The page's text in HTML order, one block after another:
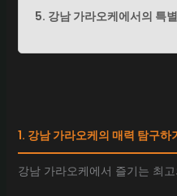
5. 강남 가라오케에서의 특
1. 강남 가라오케의 매력 탐구하
강남 가라오케에서 즐기는 최